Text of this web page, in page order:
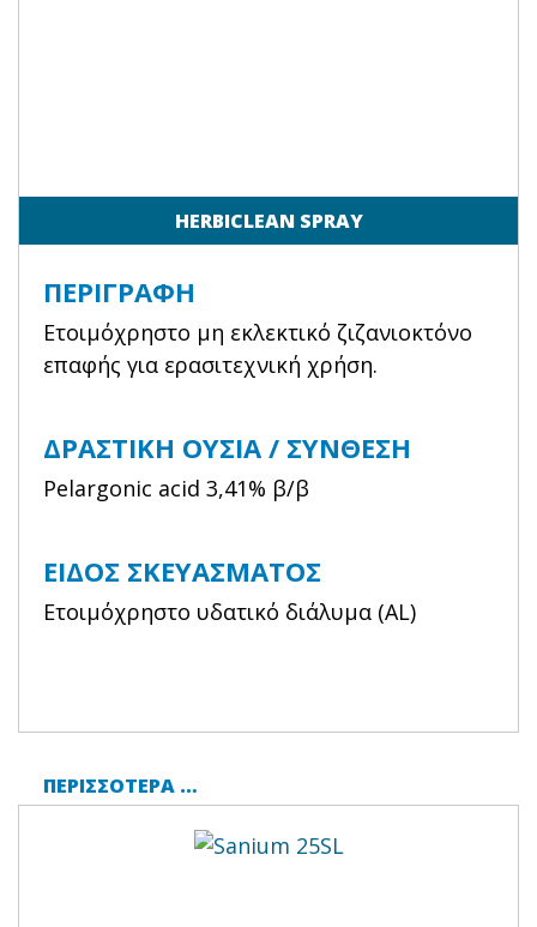
HERBICLEAN SPRAY
ΠΕΡΙΓΡΑΦΗ
Ετοιμόχρηστο μη εκλεκτικό ζιζανιοκτόνο
επαφής για ερασιτεχνική χρήση.
ΔΡΑΣΤΙΚΗ ΟΥΣΙΑ / ΣΥΝΘΕΣΗ
Pelargonic acid 3,41% β/β
ΕΙΔΟΣ ΣΚΕΥΑΣΜΑΤΟΣ
Ετοιμόχρηστο υδατικό διάλυμα (AL)
ΠΕΡΙΣΣΌΤΕΡΑ …